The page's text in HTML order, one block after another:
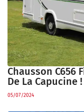
Chausson C656
De La Capucine !
05/07/2024